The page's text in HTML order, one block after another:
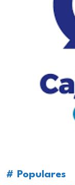
# Populares